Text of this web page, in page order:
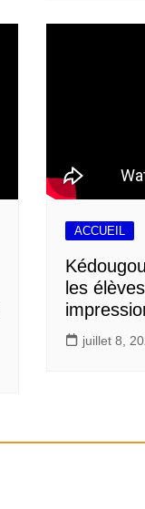
ACCUEIL
les
juillet 8,